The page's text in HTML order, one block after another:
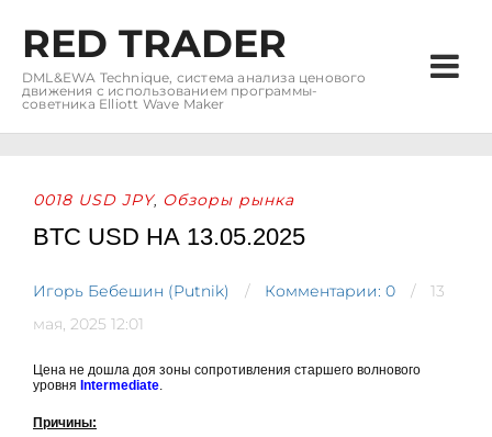
RED TRADER
DML&EWA Technique, система анализа ценового
движения с использованием программы-
советника Elliott Wave Maker
0018 USD JPY, Обзоры рынка
BTC USD НА 13.05.2025
Игорь Бебешин (Putnik) Комментарии: 0
13
мая, 2025 12:01
Цена не дошла доя зоны сопротивления старшего волнового
уровня Intermediate.
Причины: